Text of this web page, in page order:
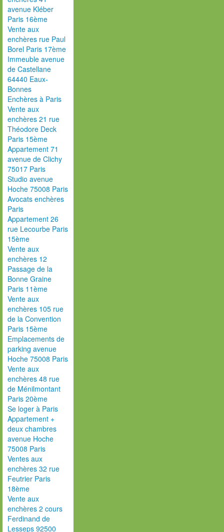
avenue Kléber
Paris 16ème
Vente aux
enchères rue Paul
Borel Paris 17ème
Immeuble avenue
de Castellane
64440 Eaux-
Bonnes
Enchères à Paris
Vente aux
enchères 21 rue
Théodore Deck
Paris 15ème
Appartement 71
avenue de Clichy
75017 Paris
Studio avenue
Hoche 75008 Paris
Avocats enchères
Paris
Appartement 26
rue Lecourbe Paris
15ème
Vente aux
enchères 12
Passage de la
Bonne Graine
Paris 11ème
Vente aux
enchères 105 rue
de la Convention
Paris 15ème
Emplacements de
parking avenue
Hoche 75008 Paris
Vente aux
enchères 48 rue
de Ménilmontant
Paris 20ème
Se loger à Paris
Appartement +
deux chambres
avenue Hoche
75008 Paris
Ventes aux
enchères 32 rue
Feutrier Paris
18ème
Vente aux
enchères 2 cours
Ferdinand de
Lesseps 92500